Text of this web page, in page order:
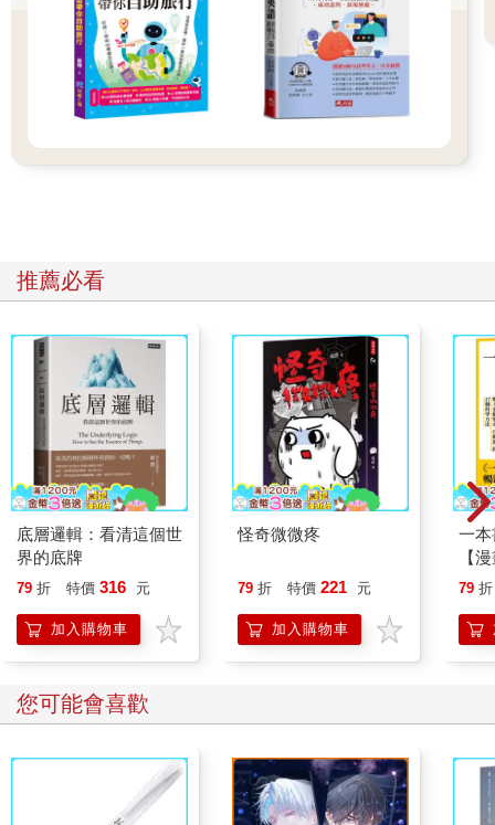
推薦必看
底層邏輯：看清這個世
界的底牌
79 折 特價 316 元
加入購物車
怪奇微微疼
79 折 特價 221 元
加入購物車
一
【
行
「
學方
79 折
您可能會喜歡